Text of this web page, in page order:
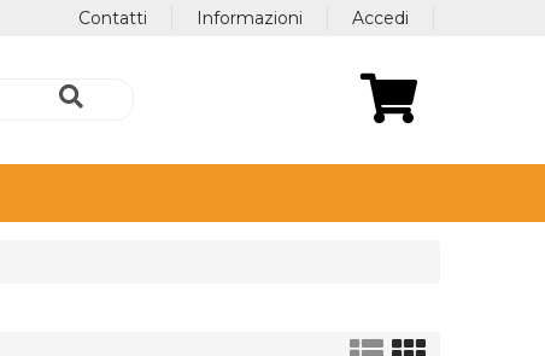
Accedi
Informazioni
Contatti